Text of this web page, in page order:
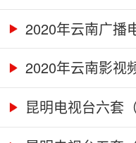
2020年云南广播
2020年云南影视
昆明电视台六套